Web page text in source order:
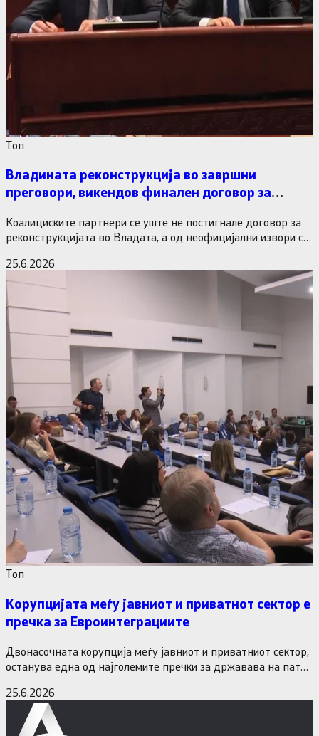
Tоп
Владината реконструкција во завршни
преговори, викендов финален договор за
Коалициските партнери се уште не постигнале договор за
реконструкцијата во Владата, а од неофицијални извори се
25.6.2026
Tоп
Корупцијата меѓу јавниот и приватнот сектор е
пречка за Евроинтеграциите
Двонасочната корупција меѓу јавниот и приватниот сектор,
останува една од најголемите пречки за државава на патот
25.6.2026